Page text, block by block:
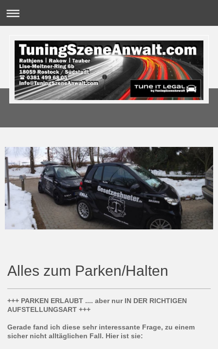
Alles zum Parken/Halten
+++ PARKEN ERLAUBT .... aber nur IN DER RICHTIGEN
AUFSTELLUNGSART +++
Gerade fand ich diese sehr interessante Frage, zu einem
sicher nicht alltäglichen Fall. Hier ist sie: